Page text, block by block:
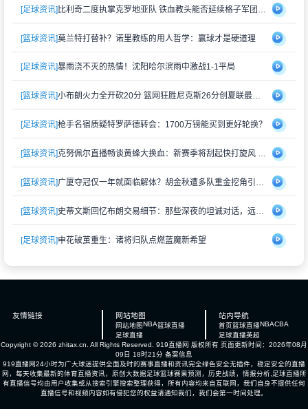
[足球资讯]
[篮球资讯]莫兰特打替补？诺里教练的用人哲学：赢球才是硬道理
[足球资讯]暴雨浇不灭的热情！沈阳哈尔滨雨中激战1-1平局
[篮球资讯] 小布朗火力全开砍20分 篮网狂胜尼克斯26分创夏联最大分差
[足球资讯]枪手名宿质疑特罗萨德转会：1700万镑能买到更好轮换？
[篮球资讯] 克努佩尔直播畅谈黄蜂大换血：新赛季将刮起快打旋风 射手群蓄势待发
[篮球资讯] 广厦夺冠仅一年就面临解体？胡金秋遭多队重金挖角引猜测
[篮球资讯] 史蒂文斯回忆布朗交易细节：那些深夜的坦诚对话，远比想象中复杂
[足球资讯]申花破茧重生：诸将归队点燃蓝魔新希望
友情链接 网站地图
网站地图 NBA篮球直播
足球直播
站内导航
首页篮球直播NBACBA
足球直播英超
Copyright © 2026 zhitax.cn. All Rights Reserved. 919直播网 版权所有 页面更新时间：2026年08月
09日 18时21分 备案信息
919直播网24小时为广大球迷提供全面及时的赛事直播和资讯完全绿色安全无插件，稳定安全的直播
网，每天收集最新的体育直播资讯，原创大数据足球篮球赛果预测，历史战绩，情报分析,足球直播所
有直播信号均由用户收集或从搜索引擎搜索整理获得，所有内容均来自互联网，我们自身不提供任何
直播信号和视频内容如有侵犯您的权益请通知我们，我们会第一时间处理。